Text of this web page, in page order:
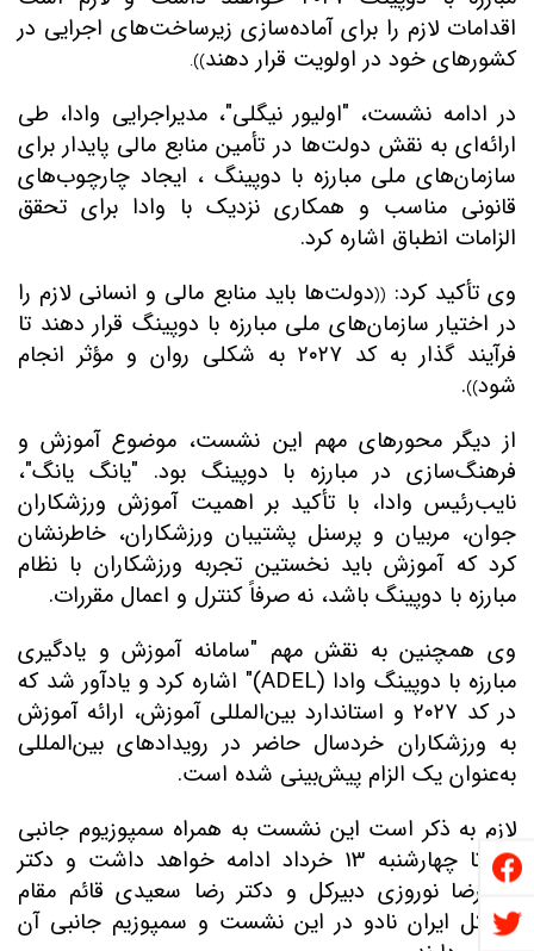
اقدامات لازم را برای آماده‌سازی زیرساخت‌های اجرایی در
کشورهای خود در اولویت قرار دهند)).
در ادامه نشست، "اولیور نیگلی"، مدیراجرایی وادا، طی
ارائه‌ای به نقش دولت‌ها در تأمین منابع مالی پایدار برای
سازمان‌های ملی مبارزه با دوپینگ ، ایجاد چارچوب‌های
قانونی مناسب و همکاری نزدیک با وادا برای تحقق
الزامات انطباق اشاره کرد.
وی تأکید کرد: ((دولت‌ها باید منابع مالی و انسانی لازم را
در اختیار سازمان‌های ملی مبارزه با دوپینگ قرار دهند تا
فرآیند گذار به کد ۲۰۲۷ به شکلی روان و مؤثر انجام
شود))
.
از دیگر محورهای مهم این نشست، موضوع آموزش و
فرهنگ‌سازی در مبارزه با دوپینگ بود. "یانگ یانگ"،
نایب‌رئیس وادا، با تأکید بر اهمیت آموزش ورزشکاران
جوان، مربیان و پرسنل پشتیبان ورزشکاران، خاطرنشان
کرد که آموزش باید نخستین تجربه ورزشکاران با نظام
مبارزه با دوپینگ باشد، نه صرفاً کنترل و اعمال مقررات.
وی همچنین به نقش مهم "سامانه آموزش و یادگیری
مبارزه با دوپینگ وادا (ADEL)
" اشاره کرد و یادآور شد که
در کد ۲۰۲۷ و استاندارد بین‌المللی آموزش، ارائه آموزش
به ورزشکاران خردسال حاضر در رویدادهای بین‌المللی
به‌عنوان یک الزام پیش‌بینی شده است.
لازم به ذکر است این نشست به همراه سمپوزیوم جانبی
آن تا چهارشنبه 13 خرداد ادامه خواهد داشت و دکتر
غلامرضا نوروزی دبیرکل و دکتر رضا سعیدی قائم مقام
دبیرکل ایران نادو در این نشست و سمپوزیم جانبی آن